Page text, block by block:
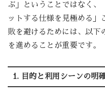
ぶ」ということではなく、
ットする仕様を見極める」
敗を避けるためには、以下
を進めることが重要です。
1. 目的と利用シーンの明